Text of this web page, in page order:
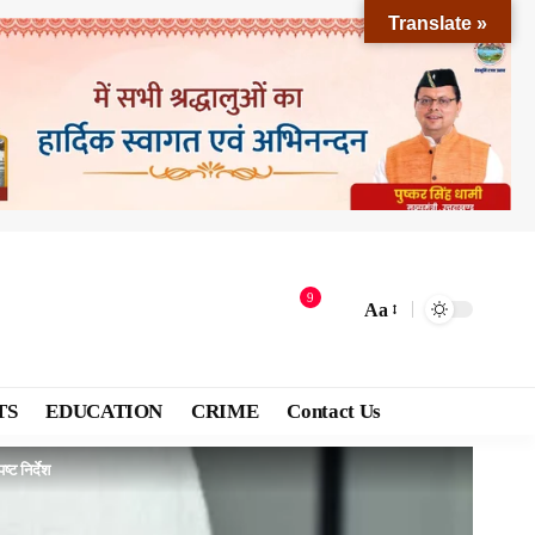
9
Aa
EDUCATION CRIME Contact Us
निर्देश
Translate »